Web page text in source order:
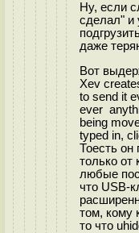
Ну, если
сделал" и
даже
Вот
Xev
to send it
ever
being
typed in,
Тоесть он
только
любые
что USB-
том, кому
то что